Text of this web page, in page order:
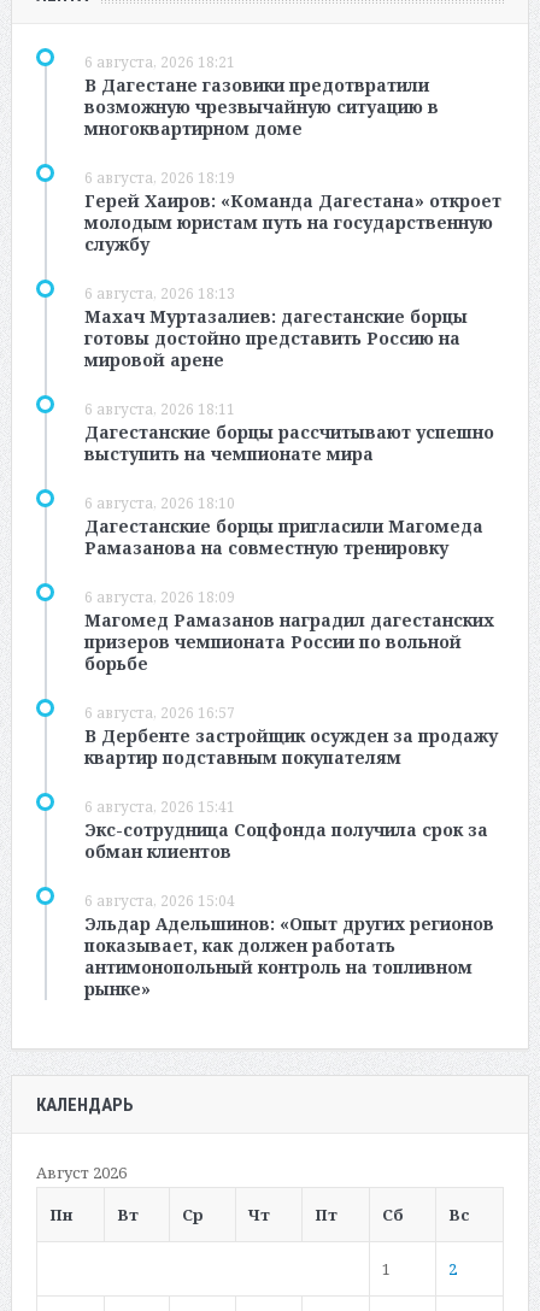
6 августа, 2026 18:21
В Дагестане газовики предотвратили
возможную чрезвычайную ситуацию в
многоквартирном доме
6 августа, 2026 18:19
Герей Хаиров: «Команда Дагестана» откроет
молодым юристам путь на государственную
службу
6 августа, 2026 18:13
Махач Муртазалиев: дагестанские борцы
готовы достойно представить Россию на
мировой арене
6 августа, 2026 18:11
Дагестанские борцы рассчитывают успешно
выступить на чемпионате мира
6 августа, 2026 18:10
Дагестанские борцы пригласили Магомеда
Рамазанова на совместную тренировку
6 августа, 2026 18:09
Магомед Рамазанов наградил дагестанских
призеров чемпионата России по вольной
борьбе
6 августа, 2026 16:57
В Дербенте застройщик осужден за продажу
квартир подставным покупателям
6 августа, 2026 15:41
Экс-сотрудница Соцфонда получила срок за
обман клиентов
6 августа, 2026 15:04
Эльдар Адельшинов: «Опыт других регионов
показывает, как должен работать
антимонопольный контроль на топливном
рынке»
КАЛЕНДАРЬ
Август 2026
Пн
Вт Ср Чт Пт Сб Вс
1 2